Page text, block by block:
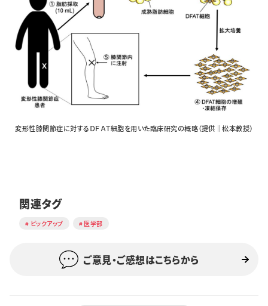
変形性膝関節症に対するＤＦＡＴ細胞を用いた臨床研究の概略（提供‖松本教授）
関連タグ
ピックアップ 医学部
ご意見・ご感想はこちらから